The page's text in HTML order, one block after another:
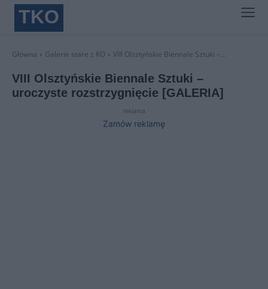
TKO
Główna Galerie stare z KO VIII Olsztyńskie Biennale Sztuki –...
VIII Olsztyńskie Biennale Sztuki –
uroczyste rozstrzygnięcie [GALERIA]
reklama
Zamów reklamę